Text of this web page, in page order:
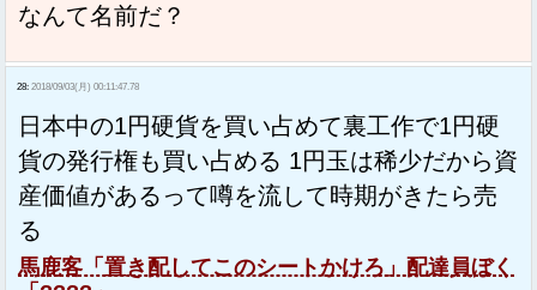
なんて名前だ？
28: 2018/09/03(月) 00:11:47.78
日本中の1円硬貨を買い占めて裏工作で1円硬
貨の発行権も買い占める 1円玉は稀少だから資
産価値があるって噂を流して時期がきたら売
る
馬鹿客「置き配してこのシートかけろ」配達員ぼく